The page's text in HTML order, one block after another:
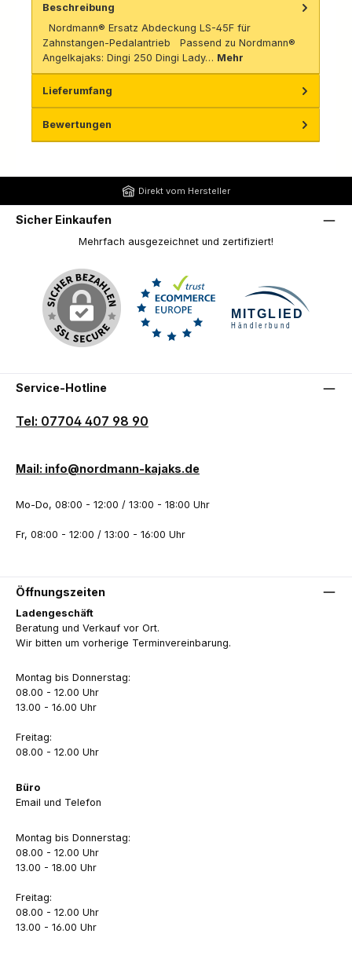
Beschreibung
Nordmann® Ersatz Abdeckung LS-45F für
Zahnstangen-Pedalantrieb Passend zu Nordmann®
Angelkajaks: Dingi 250 Dingi Lady… Mehr
Lieferumfang
Bewertungen
Direkt vom Hersteller
Sicher Einkaufen
Mehrfach ausgezeichnet und zertifiziert!
Service-Hotline
Tel: 07704 407 98 90
Mail: info@nordmann-kajaks.de
Mo-Do, 08:00 - 12:00 / 13:00 - 18:00 Uhr
Fr, 08:00 - 12:00 / 13:00 - 16:00 Uhr
Öffnungszeiten
Ladengeschäft
Beratung und Verkauf vor Ort.
Wir bitten um vorherige Terminvereinbarung.
Montag bis Donnerstag:
08.00 - 12.00 Uhr
13.00 - 16.00 Uhr
Freitag:
08.00 - 12.00 Uhr
Büro
Email und Telefon
Montag bis Donnerstag:
08.00 - 12.00 Uhr
13.00 - 18.00 Uhr
Freitag:
08.00 - 12.00 Uhr
13.00 - 16.00 Uhr